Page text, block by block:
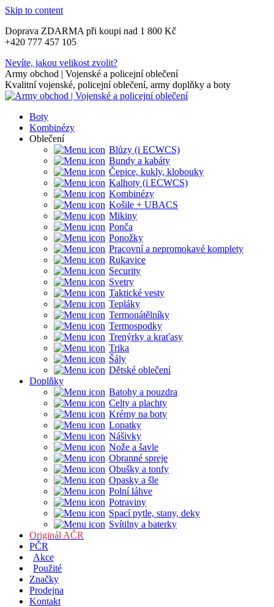
Skip to content
Doprava ZDARMA při koupi nad 1 800 Kč
+420 777 457 105
Nevíte, jakou velikost zvolit?
Army obchod | Vojenské a policejní oblečení
Kvalitní vojenské, policejní oblečení, army doplňky a boty
Boty
Kombinézy
Oblečení
Blůzy (i ECWCS)
Bundy a kabáty
Čepice, kukly, klobouky
Kalhoty (i ECWCS)
Kombinézy
Košile + UBACS
Mikiny
Ponča
Ponožky
Pracovní a nepromokavé komplety
Rukavice
Security
Svetry
Taktické vesty
Tepláky
Termonátělníky
Termospodky
Trenýrky a kraťasy
Trika
Šály
Dětské oblečení
Doplňky
Batohy a pouzdra
Celty a plachty
Krémy na boty
Lopatky
Nášivky
Nože a šavle
Obranné spreje
Obušky a tonfy
Opasky a šle
Polní láhve
Potraviny
Spací pytle, stany, deky
Svítilny a baterky
Originál AČR
PČR
Akce
Použité
Značky
Prodejna
Kontakt